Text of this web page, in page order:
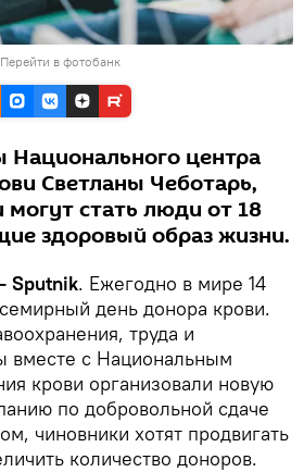
Перейти в фотобанк
Национального центра
Светланы Чеботарь,
стать люди от 18
здоровый образ жизни.
Sputnik. Ежегодно в мире 14
день донора крови.
труда и
вместе с Национальным
крови организовали новую
по добровольной сдаче
чиновники хотят продвигать
количество доноров.